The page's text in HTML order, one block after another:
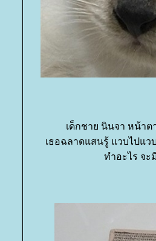
เด็กชาย นินจา หน้า
เธอฉลาดแสนรู้ แวบไปแ
ทำอะไร จะ